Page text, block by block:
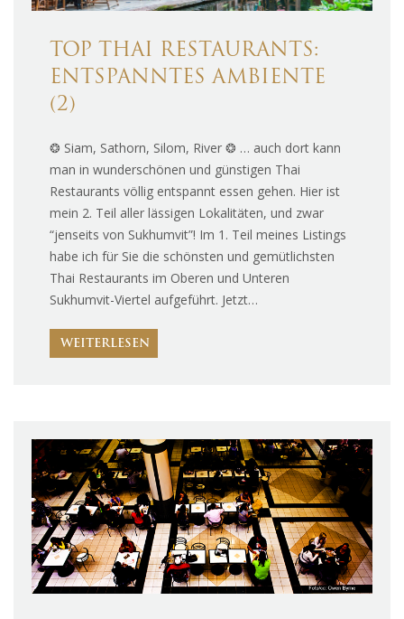
TOP THAI RESTAURANTS:
ENTSPANNTES AMBIENTE
(2)
❂ Siam, Sathorn, Silom, River ❂ … auch dort kann
man in wunderschönen und günstigen Thai
Restaurants völlig entspannt essen gehen. Hier ist
mein 2. Teil aller lässigen Lokalitäten, und zwar
“jenseits von Sukhumvit”! Im 1. Teil meines Listings
habe ich für Sie die schönsten und gemütlichsten
Thai Restaurants im Oberen und Unteren
Sukhumvit-Viertel aufgeführt. Jetzt…
WEITERLESEN